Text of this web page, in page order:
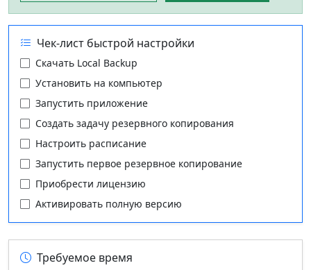
Чек-лист быстрой настройки
Скачать Local Backup
Установить на компьютер
Запустить приложение
Создать задачу резервного копирования
Настроить расписание
Запустить первое резервное копирование
Приобрести лицензию
Активировать полную версию
Требуемое время